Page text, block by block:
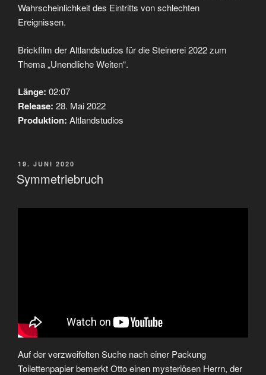
Wahrscheinlichkeit des Eintritts von schlechten
Ereignissen.
Brickfilm der Altlandstudios für die Steinerei 2022 zum
Thema „Unendliche Weiten“.
Länge: 02:07
Release: 28. Mai 2022
Produktion: Altlandstudios
VERÖFFENTLICHT
AM
19. JUNI 2020
Symmetriebruch
Auf der verzweifelten Suche nach einer Packung
Toilettenpapier bemerkt Otto einen mysteriösen Herrn, der